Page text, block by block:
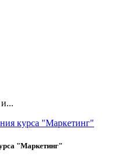
курса "Маркетинг"
"Маркетинг"